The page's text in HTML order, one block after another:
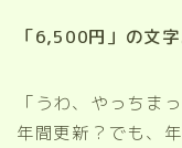
「6,500円」の文字
「うわ、やっちま
年間更新？でも、